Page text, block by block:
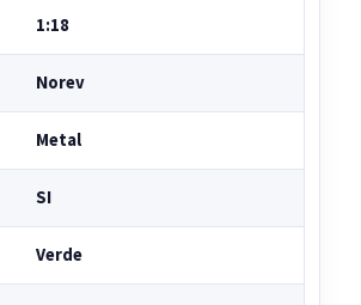
1:18
Norev
Metal
SI
Verde